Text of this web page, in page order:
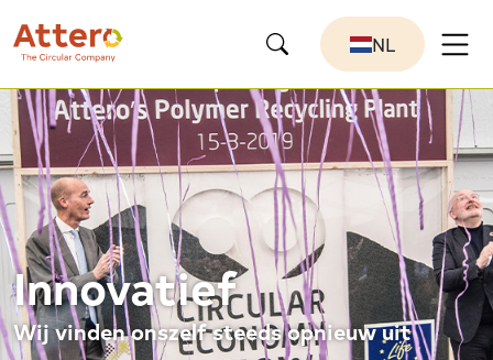
NL
Innovatief
Wij vinden onszelf steeds opnieuw uit